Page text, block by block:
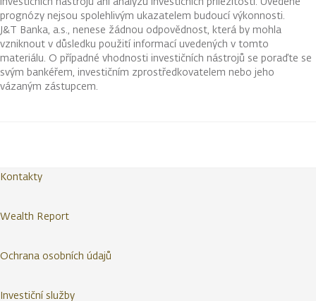
prognózy nejsou spolehlivým ukazatelem budoucí výkonnosti.
J&T Banka, a.s., nenese žádnou odpovědnost, která by mohla
vzniknout v důsledku použití informací uvedených v tomto
materiálu. O případné vhodnosti investičních nástrojů se poraďte se
svým bankéřem, investičním zprostředkovatelem nebo jeho
vázaným zástupcem.
Kontakty
Wealth Report
Ochrana osobních údajů
Investiční služby